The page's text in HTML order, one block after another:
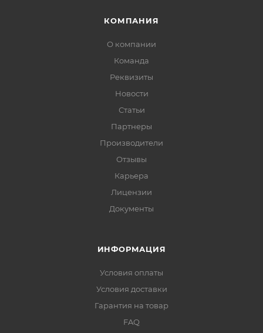
КОМПАНИЯ
О компании
Команда
Реквизиты
Новости
Статьи
Партнеры
Производители
Отзывы
Карьера
Лицензии
Документы
ИНФОРМАЦИЯ
Условия оплаты
Условия доставки
Гарантия на товар
FAQ